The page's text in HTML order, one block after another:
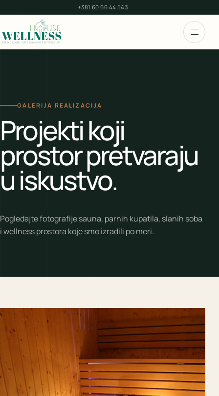
+381 60 66 44 543
GALERIJA REALIZACIJA
Projekti koji
prostor pretvaraju
u iskustvo.
Pogledajte fotografije sauna, parnih kupatila, slanih soba
i wellness prostora koje smo izradili po meri.